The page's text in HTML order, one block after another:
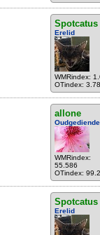
Spotcatus
Erelid
WMRindex:
OTindex:
allone
Oudgediende
WMRindex:
55.586
OTindex:
Spotcatus
Erelid